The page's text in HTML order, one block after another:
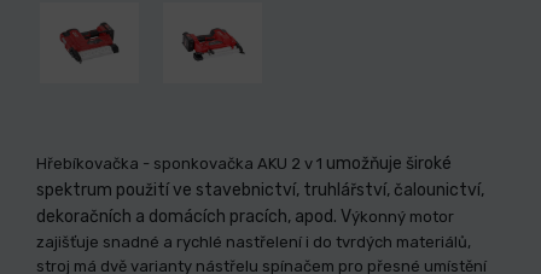
Hřebíkovačka - sponkovačka AKU 2 v 1 umožňuje široké
spektrum použití ve stavebnictví, truhlářství, čalounictví,
dekoračních a domácích pracích, apod. Výkonný motor
zajišťuje snadné a rychlé nastřelení i do tvrdých materiálů,
stroj má dvě varianty nástřelu spínačem pro přesné umístění